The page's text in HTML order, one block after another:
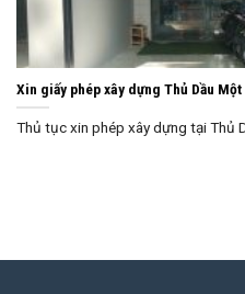
Xin giấy phép xây dựng Thủ Dầu
Thủ tục xin phép xây dựng tại Thủ